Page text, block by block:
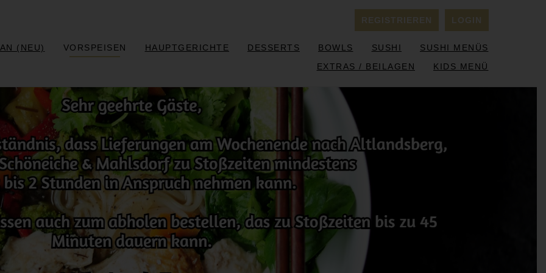
REGISTRIEREN LOGIN
(NEU) VORSPEISEN HAUPTGERICHTE DESSERTS BOWLS SUSHI
SUSHI MENÜS
EXTRAS / BEILAGEN
KIDS MENÜ